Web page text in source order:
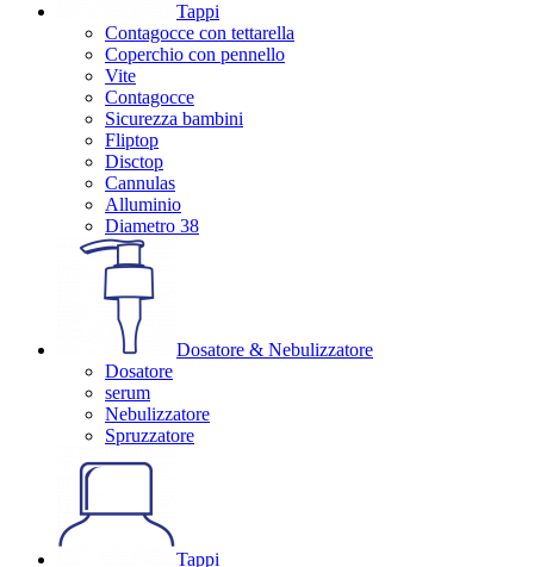
Tappi
Contagocce con tettarella
Coperchio con pennello
Vite
Contagocce
Sicurezza bambini
Fliptop
Disctop
Cannulas
Alluminio
Diametro 38
Dosatore & Nebulizzatore
Dosatore
serum
Nebulizzatore
Spruzzatore
Tappi